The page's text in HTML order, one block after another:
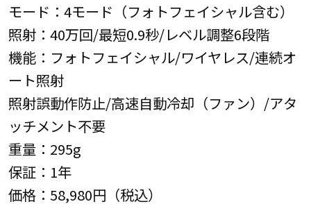
モード：4モード（フォトフェイシャル含む）
照射：40万回/最短0.9秒/レベル調整6段階
機能：フォトフェイシャル/ワイヤレス/連続オ
ート照射
照射誤動作防止/高速自動冷却（ファン）/アタ
ッチメント不要
重量：295g
保証：1年
価格：58,980円（税込）